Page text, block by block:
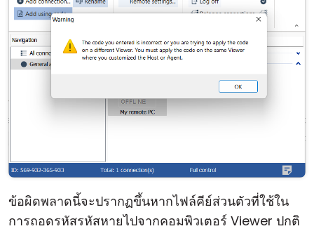
ข้อผิดพลาดนี้จะปรากฏขึ้นหากไฟล์คีย์ส่วนตัวที่ใช้ใน
การถอดรหัสรหัสหายไปจากคอมพิวเตอร์ Viewer ปกติ